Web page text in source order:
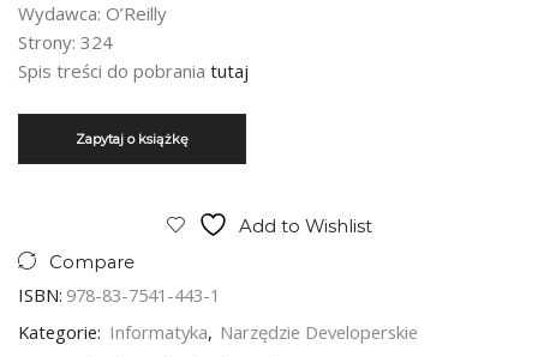
Wydawca: O’Reilly
Strony: 324
Spis treści do pobrania tutaj
Add to Wishlist
Compare
ISBN: 978-83-7541-443-1
Kategorie: Informatyka, Narzędzie Developerskie